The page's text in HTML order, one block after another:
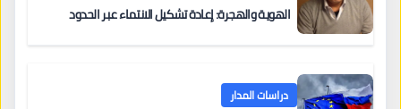
الهوية والهجرة: إعادة تشكيل الانتماء عبر الحدود
دراسات المدار